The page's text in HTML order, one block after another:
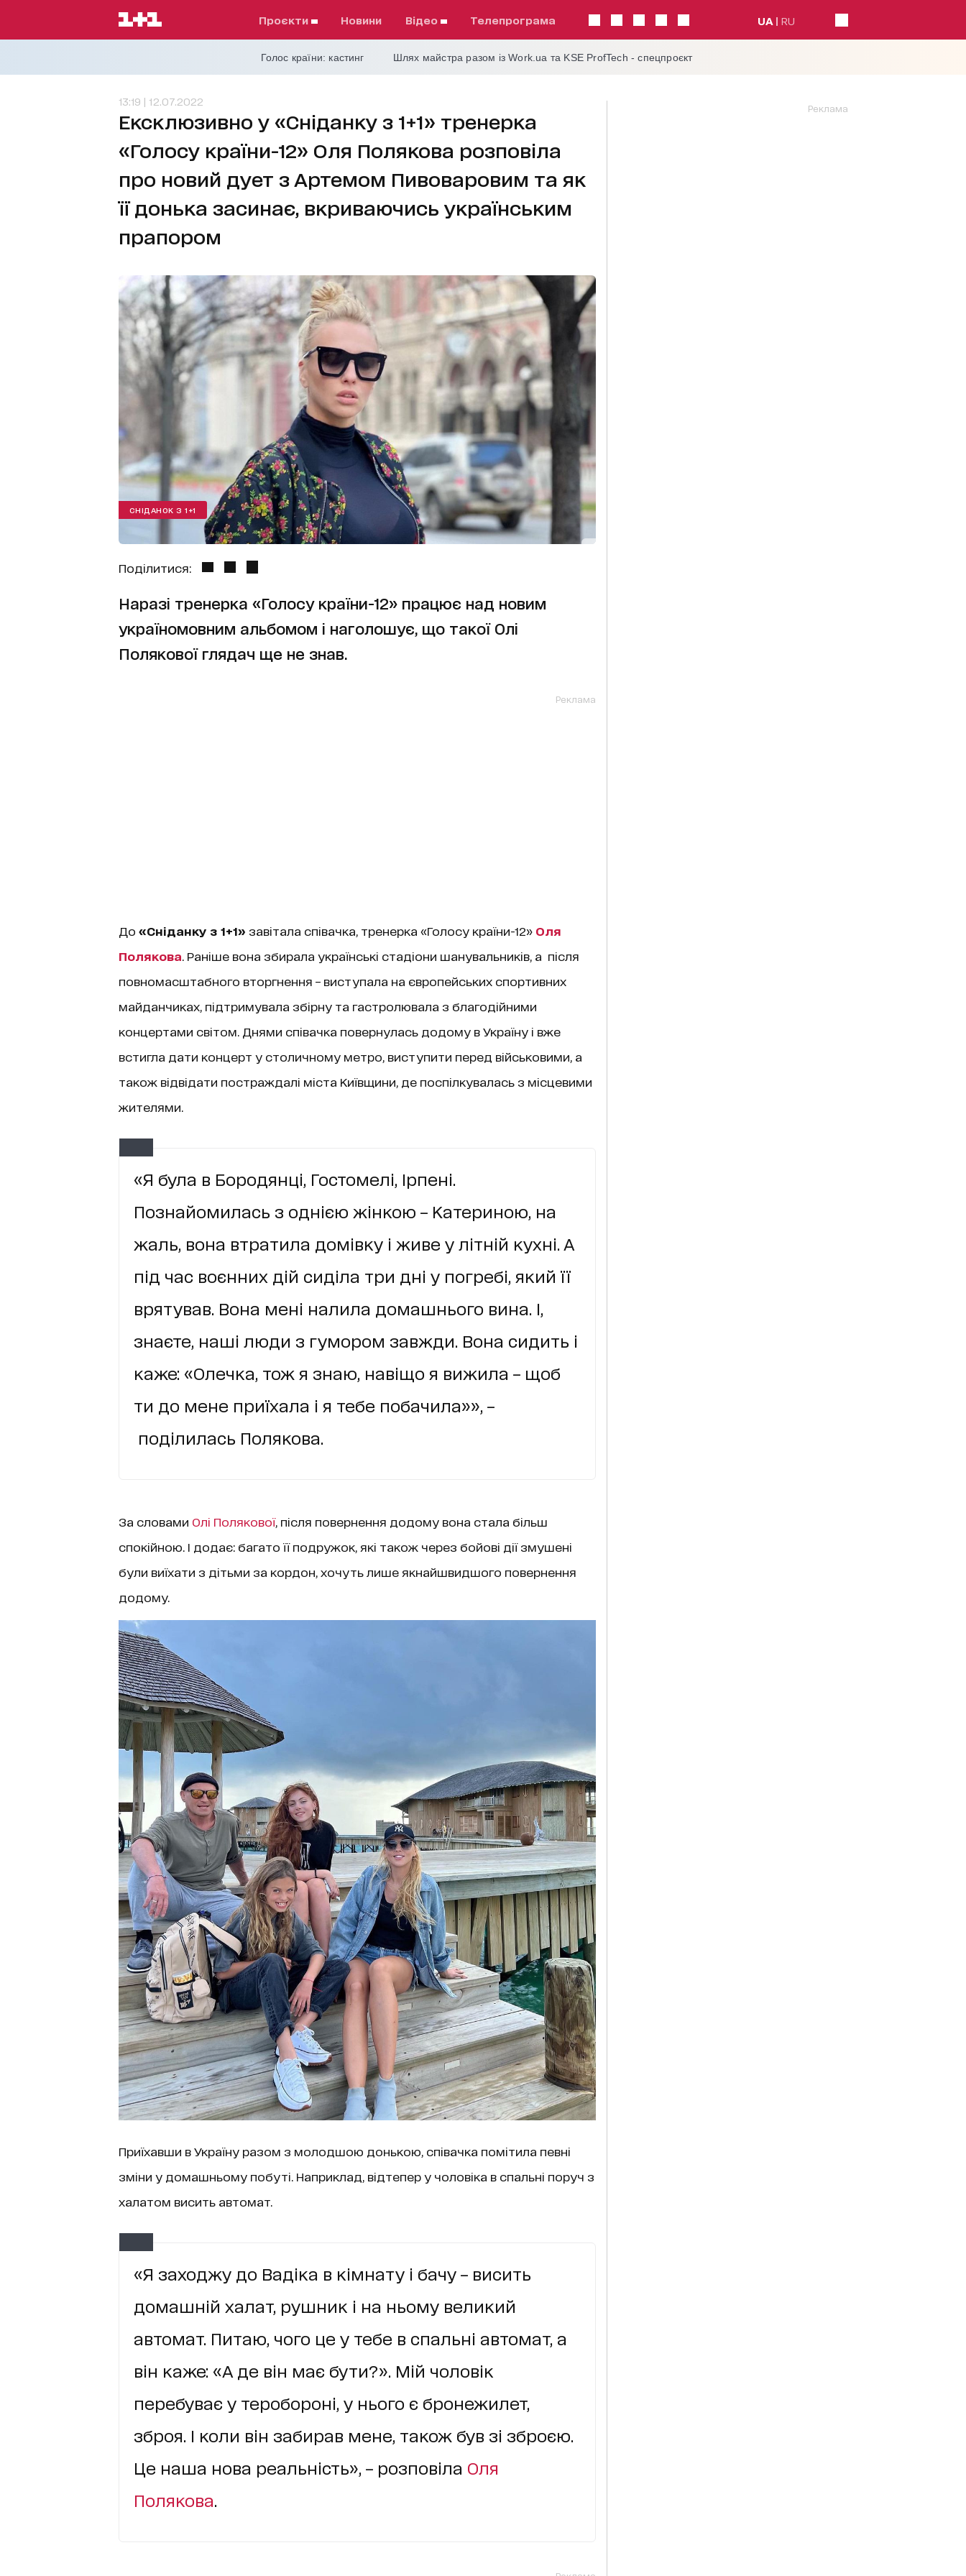
проєкти Новини відео телепрограма UA RU
Голос країни: кастинг Шлях майстра разом із Work.ua та KSE ProfTech - спецпроєкт
13:19 | 12.07.2022
Ексклюзивно у «Сніданку з 1+1» тренерка
«Голосу країни-12» Оля Полякова розповіла
про новий дует з Артемом Пивоваровим та як
її донька засинає, вкриваючись українським
прапором
СНІДАНОК З 1+1
Поділитися:
Наразі тренерка «Голосу країни-12» працює над новим
україномовним альбомом і наголошує, що такої Олі
Полякової глядач ще не знав.
Реклама
До «Сніданку з 1+1» завітала співачка, тренерка «Голосу країни-12» Оля
Полякова . Раніше вона збирала українські стадіони шанувальників, а після
повномасштабного вторгнення – виступала на європейських спортивних
майданчиках, підтримувала збірну та гастролювала з благодійними
концертами світом. Днями співачка повернулась додому в Україну і вже
встигла дати концерт у столичному метро, виступити перед військовими, а
також відвідати постраждалі міста Київщини, де поспілкувалась з місцевими
жителями.
«Я була в Бородянці, Гостомелі, Ірпені.
Познайомилась з однією жінкою – Катериною, на
жаль, вона втратила домівку і живе у літній кухні. А
під час воєнних дій сиділа три дні у погребі, який її
врятував. Вона мені налила домашнього вина. І,
знаєте, наші люди з гумором завжди. Вона сидить і
каже: «Олечка, тож я знаю, навіщо я вижила – щоб
ти до мене приїхала і я тебе побачила»», –
поділилась Полякова.
За словами Олі Полякової, після повернення додому вона стала більш
спокійною. І додає: багато її подружок, які також через бойові дії змушені
були виїхати з дітьми за кордон, хочуть лише якнайшвидшого повернення
додому.
Приїхавши в Україну разом з молодшою донькою, співачка помітила певні
зміни у домашньому побуті. Наприклад, відтепер у чоловіка в спальні поруч з
халатом висить автомат.
«Я заходжу до Вадіка в кімнату і бачу – висить
домашній халат, рушник і на ньому великий
автомат. Питаю, чого це у тебе в спальні автомат, а
він каже: «А де він має бути?». Мій чоловік
перебуває у теробороні, у нього є бронежилет,
зброя. І коли він забирав мене, також був зі зброєю.
Це наша нова реальність», – розповіла Оля
Полякова
Реклама